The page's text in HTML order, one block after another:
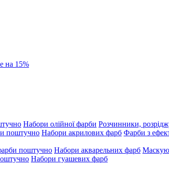
на 15%
Набори олійної фарби Розчинники,
поштучно Набори акрилових фарб Фарби з
поштучно Набори акварельних фарб
Набори гуашевих фарб